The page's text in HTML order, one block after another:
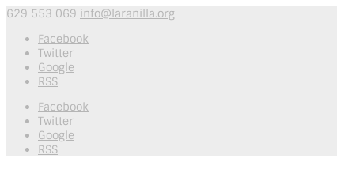
629 553 069 info@laranilla.org
Facebook
Twitter
Google
RSS
Facebook
Twitter
Google
RSS